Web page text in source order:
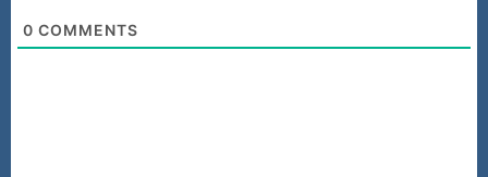
0 COMMENTS